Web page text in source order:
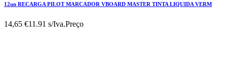
12un RECARGA PILOT MARCADOR VBOARD MASTER TINTA LIQUIDA VERM
14,65 €11.91 s/Iva.Preço